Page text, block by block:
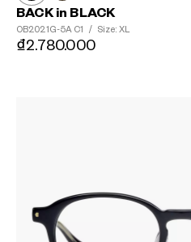
BACK in BLACK
OB2021G-5A C1 / Size: XL
₫2.780.000